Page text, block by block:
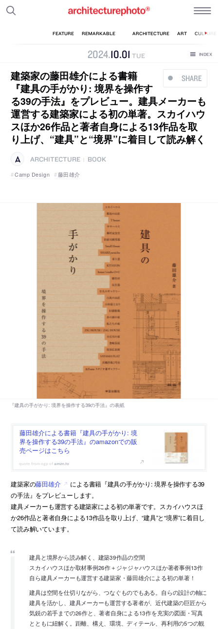
2024.10.01 TUE
SHARE
建築家の藤田雄介による書籍
『建具の手がかり: 境界を操作す
る39の手法』をプレビュー。建具メーカーも
運営する建築家による初の単著。スカイハウ
スほか26作品と著者自身による13作品を取
り上げ、“建具”と“境界”に着目して読み解く
ARCHITECTURE
BOOK
Camp Design
藤田雄介
藤田雄介による書籍『建具の手がかり: 境
界を操作する39の手法』のamazonでの販
売ページはこちら
amzn.to
建築家の藤田雄介
による書籍『建具の手がかり: 境界を操作する39
の手法』をプレビューします。
建具メーカーも運営する建築家による初の単著です。スカイハウスほ
か26作品と著者自身による13作品を取り上げ、“建具”と“境界”に着目し
て読み解いています。
建具と境界から読み解く、建築39作品の空間
スカイハウスほか取材事例26作＋ジャジャハウスほか著者事例13作
自ら建具メーカーも運営する建築家・藤田雄介による初の単著！
建具は空間を仕切りながら、つなぐものでもある。自らの設計の軸に
建具を活かし、建具メーカーも運営する著者が、近代建築の巨匠から
気鋭の若手までの26作と、著者自身による13作を充実の図面・写真
とともに紐解く。距離、構え、環境、ディテール、再利用の5つの観